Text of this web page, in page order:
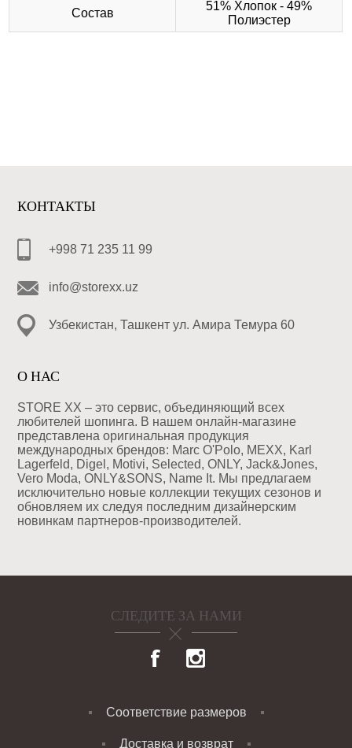
Состав
51% Хлопок - 49%
Полиэстер
КОНТАКТЫ
+998 71 235 11 99
info@storexx.uz
Узбекистан, Ташкент ул. Амира Темура 60
О НАС
STORE XX – это сервис, объединяющий всех
любителей шопинга. В нашем онлайн-магазине
представлена оригинальная продукция
международных брендов: Marc O'Polo, MEXX, Karl
Lagerfeld, Digel, Motivi, Selected, ONLY, Jack&Jones,
Vero Moda, ONLY&SONS, Name It. Мы предлагаем
исключительно новые коллекции текущих сезонов и
обновляем их следуя последним дизайнерским
новинкам партнеров-производителей.
СЛЕДИТЕ ЗА НАМИ
Соответствие размеров
Доставка и возврат